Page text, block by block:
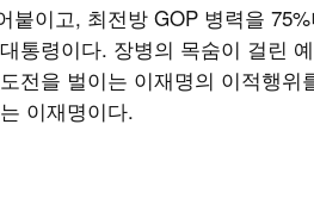
이고, 최전방 GOP 병력을
통령이다. 장병의 목숨이 걸린
전을 벌이는 이재명의 이적행위
이재명이다.